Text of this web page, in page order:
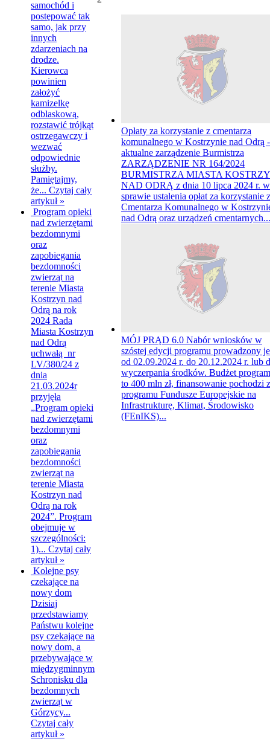
samochód i
postępować tak
samo, jak przy
innych
zdarzeniach na
drodze.
Kierowca
powinien
założyć
kamizelkę
odblaskową,
rozstawić trójkąt
ostrzegawczy i
wezwać
odpowiednie
służby.
Pamiętajmy,
że... Czytaj cały
artykuł »
Program opieki
nad zwierzętami
bezdomnymi
oraz
zapobiegania
bezdomności
zwierząt na
terenie Miasta
Kostrzyn nad
Odrą na rok
2024 Rada
Miasta Kostrzyn
nad Odrą
uchwałą nr
LV/380/24 z
dnia
21.03.2024r
przyjęła
„Program opieki
nad zwierzętami
bezdomnymi
oraz
zapobiegania
bezdomności
zwierząt na
terenie Miasta
Kostrzyn nad
Odrą na rok
2024”. Program
obejmuje w
szczególności:
1)... Czytaj cały
artykuł »
Kolejne psy
czekające na
nowy dom
Dzisiaj
przedstawiamy
Państwu kolejne
psy czekające na
nowy dom, a
przebywające w
międzygminnym
Schronisku dla
bezdomnych
zwierząt w
Górzycy...
Czytaj cały
artykuł »
Opłaty za korzystanie z cmentarza
komunalnego w Kostrzynie nad Odrą -
aktualne zarządzenie Burmistrza
ZARZĄDZENIE NR 164/2024
BURMISTRZA MIASTA
NAD ODRĄ z dnia 10 lipca 2024 r. w
sprawie ustalenia opłat za korzystanie z
Cmentarza Komunalnego w
nad Odrą oraz urządzeń cmentarnych...
MÓJ PRĄD 6.0 Nabór wniosków w
szóstej edycji programu prowadzony
od 02.09.2024 r. do 20.12.2024 r. lub
wyczerpania środków. Budżet
to 400 mln zł, finansowanie pochodzi z
programu Fundusze Europejskie na
Infrastrukturę, Klimat, Środowisko
(FEnIKS)...